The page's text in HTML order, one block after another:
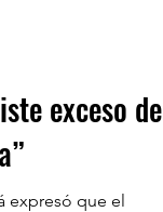
exceso de
expresó que el